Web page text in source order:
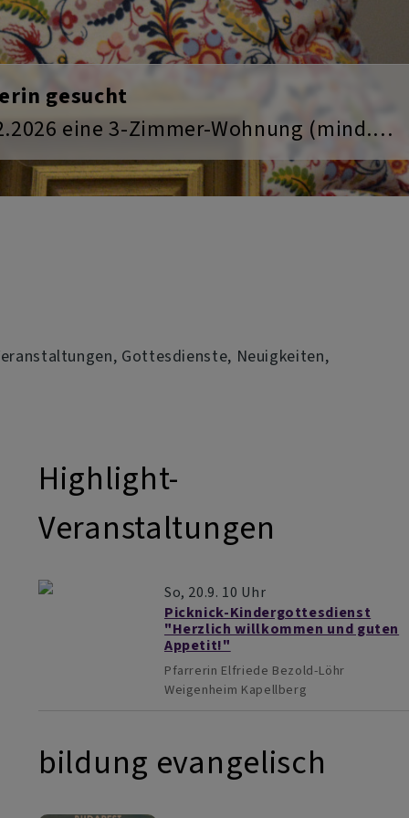
Trete ein, nimm Platz, komm
Gottesdienste, Neuigkeiten,
Highlight-
Veranstaltungen
So, 20.9. 10 Uhr
Picknick-Kindergottesdienst
"Herzlich willkommen und guten
Appetit!"
Pfarrerin Elfriede Bezold-Löhr
Weigenheim Kapellberg
bildung evangelisch